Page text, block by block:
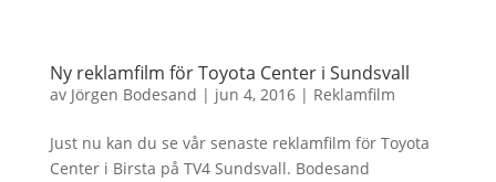
Ny reklamfilm för Toyota Center i Sundsvall
av Jörgen Bodesand | jun 4, 2016| Reklamfilm
Just nu kan du se vår senaste reklamfilm för Toyota
Center i Birsta på TV4 Sundsvall. Bodesand